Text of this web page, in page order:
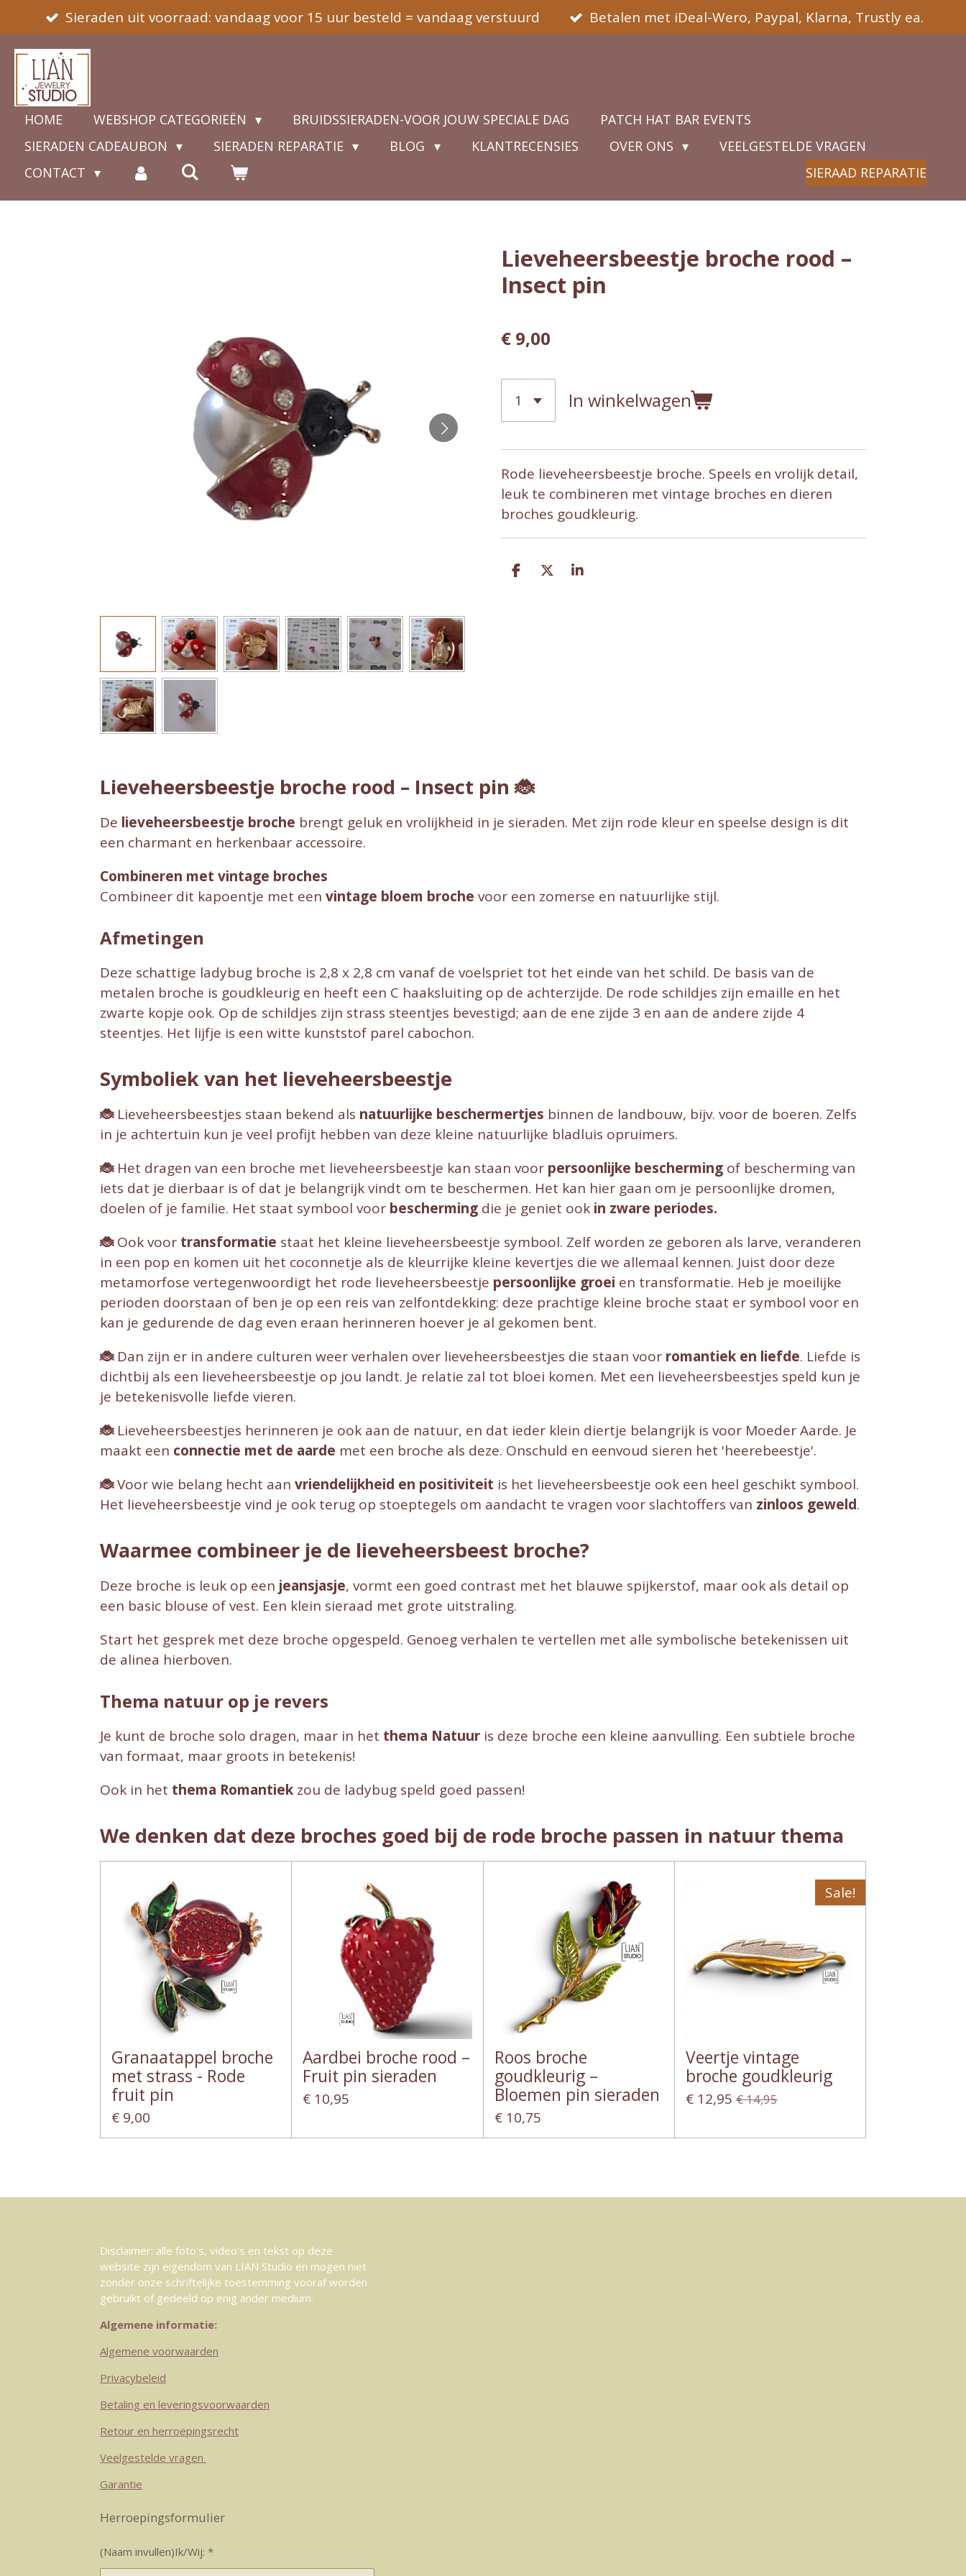
direct
naar
hoofdinhoud
Sieraden uit voorraad: vandaag voor 15 uur besteld = vandaag verstuurd Betalen met iDeal-Wero, Paypal, Klarna, Trustly ea.
HOME WEBSHOP CATEGORIEËN BRUIDSSIERADEN-VOOR JOUW SPECIALE DAG
PATCH HAT BAR EVENTS
SIERADEN CADEAUBON
SIERADEN REPARATIE BLOG KLANTRECENSIES OVER ONS
VEELGESTELDE VRAGEN
CONTACT
SIERAAD REPARATIE
Lieveheersbeestje broche rood –
Insect pin
€ 9,00
In winkelwagen
Rode lieveheersbeestje broche. Speels en vrolijk detail,
leuk te combineren met vintage broches en dieren
broches goudkleurig.
D
D
S
Lieveheersbeestje broche rood – Insect pin 🐞
De lieveheersbeestje broche brengt geluk en vrolijkheid in je sieraden. Met zijn rode kleur en speelse design is dit
een charmant en herkenbaar accessoire.
Combineren met vintage broches
Combineer dit kapoentje met een vintage bloem broche voor een zomerse en natuurlijke stijl.
Afmetingen
Deze schattige ladybug broche is 2,8 x 2,8 cm vanaf de voelspriet tot het einde van het schild. De basis van de
metalen broche is goudkleurig en heeft een C haaksluiting op de achterzijde. De rode schildjes zijn emaille en het
zwarte kopje ook. Op de schildjes zijn strass steentjes bevestigd; aan de ene zijde 3 en aan de andere zijde 4
steentjes. Het lijfje is een witte kunststof parel cabochon.
Symboliek van het lieveheersbeestje
🐞 Lieveheersbeestjes staan bekend als natuurlijke beschermertjes binnen de landbouw, bijv. voor de boeren. Zelfs
in je achtertuin kun je veel profijt hebben van deze kleine natuurlijke bladluis opruimers.
🐞 Het dragen van een broche met lieveheersbeestje kan staan voor persoonlijke bescherming of bescherming van
iets dat je dierbaar is of dat je belangrijk vindt om te beschermen. Het kan hier gaan om je persoonlijke dromen,
doelen of je familie. Het staat symbool voor bescherming die je geniet ook in zware periodes.
🐞Ook voor transformatie staat het kleine lieveheersbeestje symbool. Zelf worden ze geboren als larve, veranderen
in een pop en komen uit het coconnetje als de kleurrijke kleine kevertjes die we allemaal kennen. Juist door deze
metamorfose vertegenwoordigt het rode lieveheersbeestje persoonlijke groei en transformatie. Heb je moeilijke
perioden doorstaan of ben je op een reis van zelfontdekking: deze prachtige kleine broche staat er symbool voor en
kan je gedurende de dag even eraan herinneren hoever je al gekomen bent.
🐞 Dan zijn er in andere culturen weer verhalen over lieveheersbeestjes die staan voor romantiek en liefde. Liefde is
dichtbij als een lieveheersbeestje op jou landt. Je relatie zal tot bloei komen. Met een lieveheersbeestjes speld kun je
je betekenisvolle liefde vieren.
🐞 Lieveheersbeestjes herinneren je ook aan de natuur, en dat ieder klein diertje belangrijk is voor Moeder Aarde. Je
maakt een connectie met de aarde met een broche als deze. Onschuld en eenvoud sieren het 'heerebeestje'.
🐞Voor wie belang hecht aan vriendelijkheid en positiviteit is het lieveheersbeestje ook een heel geschikt symbool.
Het lieveheersbeestje vind je ook terug op stoeptegels om aandacht te vragen voor slachtoffers van zinloos geweld.
Waarmee combineer je de lieveheersbeest broche?
Deze broche is leuk op een jeansjasje, vormt een goed contrast met het blauwe spijkerstof, maar ook als detail op
een basic blouse of vest. Een klein sieraad met grote uitstraling.
Start het gesprek met deze broche opgespeld. Genoeg verhalen te vertellen met alle symbolische betekenissen uit
de alinea hierboven.
Thema natuur op je revers
Je kunt de broche solo dragen, maar in het thema Natuur is deze broche een kleine aanvulling. Een subtiele broche
van formaat, maar groots in betekenis!
Ook in het thema Romantiek zou de ladybug speld goed passen!
We denken dat deze broches goed bij de rode broche passen in natuur thema
Granaatappel broche
met strass - Rode
fruit pin
€ 9,00
Aardbei broche rood –
Fruit pin sieraden
€ 10,95
Roos broche
goudkleurig –
Bloemen pin sieraden
€ 10,75
Sale!
Veertje vintage
broche goudkleurig
€ 12,95 € 14,95
Disclaimer: alle foto's, video's en tekst op deze
website zijn eigendom van LIAN Studio en mogen niet
zonder onze schriftelijke toestemming vooraf worden
gebruikt of gedeeld op enig ander medium.
Algemene informatie:
Algemene voorwaarden
Privacybeleid
Betaling en leveringsvoorwaarden
Retour en herroepingsrecht
Veelgestelde vragen
Garantie
Herroepingsformulier
(Naam invullen)Ik/Wij: *